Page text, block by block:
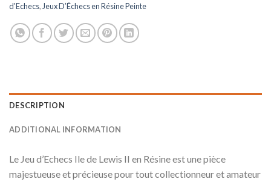
d'Echecs, Jeux D’Échecs en Résine Peinte
DESCRIPTION
ADDITIONAL INFORMATION
Le Jeu d’Echecs Ile de Lewis II en Résine est une pièce
majestueuse et précieuse pour tout collectionneur et amateur